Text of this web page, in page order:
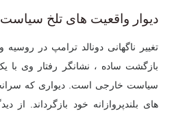
دیوار واقعیت های تلخ
تغییر ناگهانی دونالد ترامپ در روسیه
بازگشت ساده ، نشانگر رفتار وی با
سیاست خارجی است. دیواری که
های بلندپروازانه خود بازگرداند. از